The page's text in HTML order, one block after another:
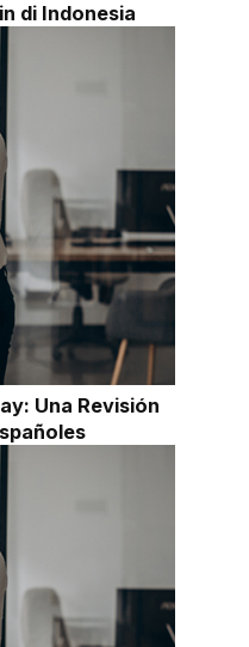
di Indonesia
Una Revisión